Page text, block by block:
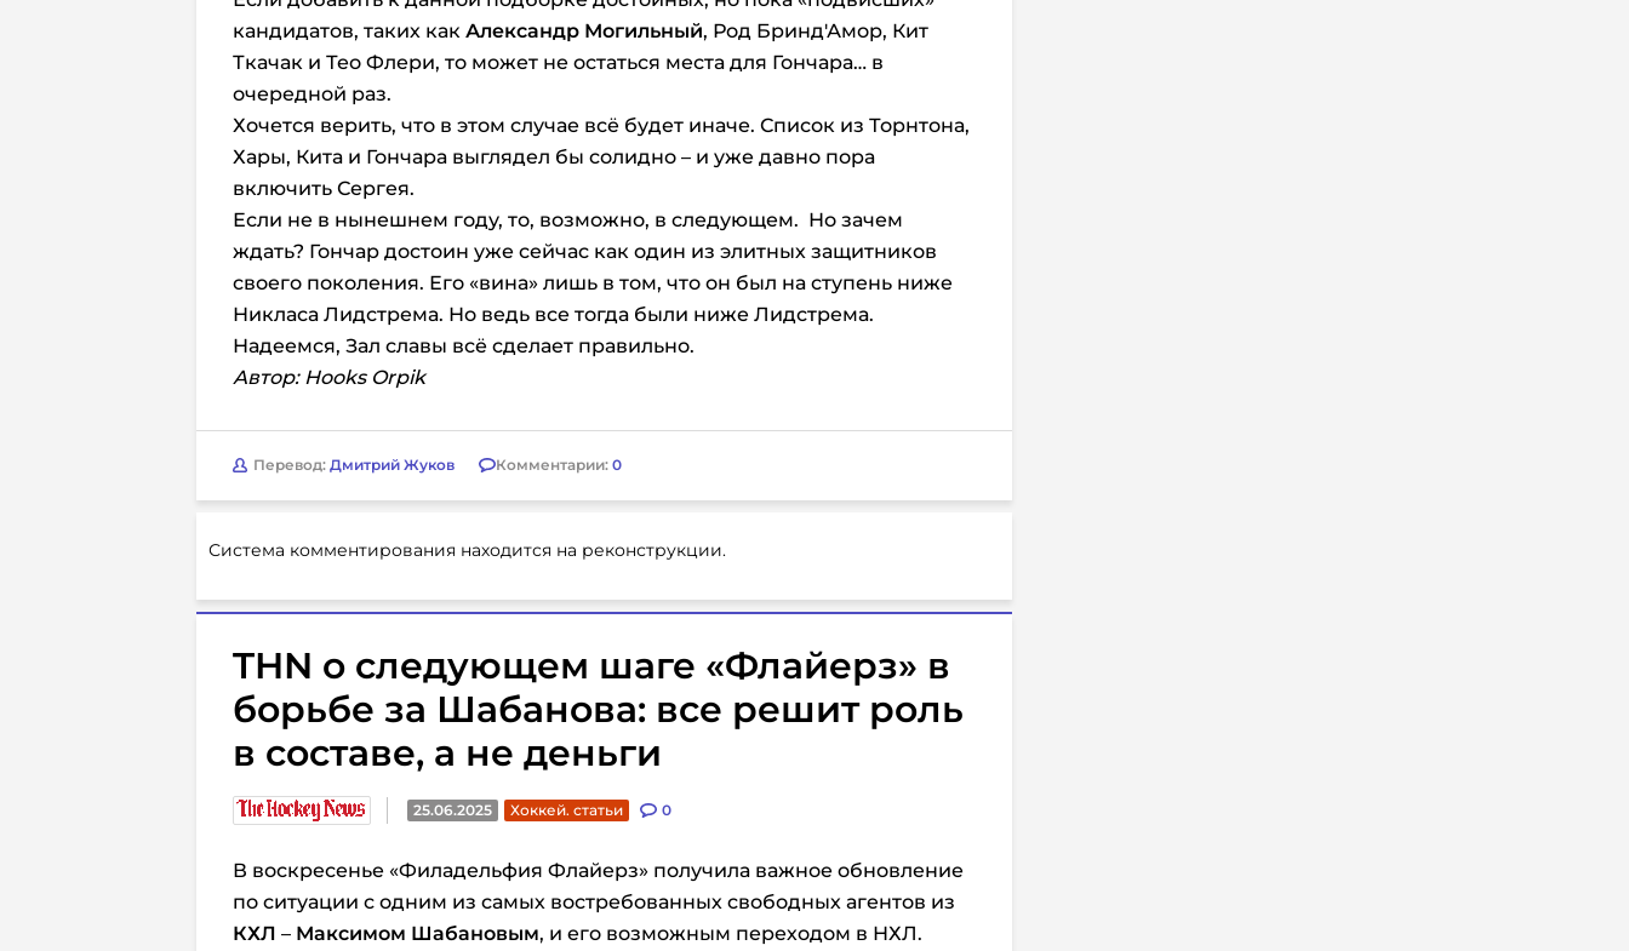
кандидатов, таких как Александр Могильный, Род Бринд′Амор, Кит
Ткачак и Тео Флери, то может не остаться места для Гончара… в
очередной раз.
Хочется верить, что в этом случае всё будет иначе. Список из Торнтона,
Хары, Кита и Гончара выглядел бы солидно – и уже давно пора
включить Сергея.
Если не в нынешнем году, то, возможно, в следующем. Но зачем
ждать? Гончар достоин уже сейчас как один из элитных защитников
своего поколения. Его «вина» лишь в том, что он был на ступень ниже
Никласа Лидстрема. Но ведь все тогда были ниже Лидстрема.
Надеемся, Зал славы всё сделает правильно.
Автор: Hooks Orpik
Перевод: Дмитрий Жуков Комментарии: 0
Система комментирования находится на реконструкции.
THN о следующем шаге «Флайерз» в
борьбе за Шабанова: все решит роль
в составе, а не деньги
25.06.2025 Хоккей. статьи 0
В воскресенье «Филадельфия Флайерз» получила важное обновление
по ситуации с одним из самых востребованных свободных агентов из
КХЛ – Максимом Шабановым, и его возможным переходом в НХЛ.